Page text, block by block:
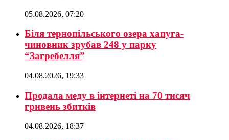
05.08.2026, 07:20
Біля тернопільського озера хапуга-
чиновник зрубав 248 у парку
“Загребелля”
04.08.2026, 19:33
Продала меду в інтернеті на 70 тисяч
гривень збитків
04.08.2026, 18:37